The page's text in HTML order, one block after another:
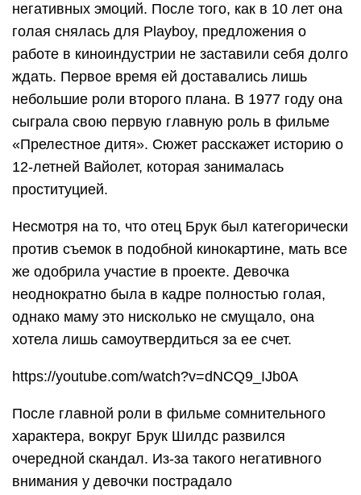
негативных эмоций. После того, как в 10 лет она
голая снялась для Playboy, предложения о
работе в киноиндустрии не заставили себя долго
ждать. Первое время ей доставались лишь
небольшие роли второго плана. В 1977 году она
сыграла свою первую главную роль в фильме
«Прелестное дитя». Сюжет расскажет историю о
12-летней Вайолет, которая занималась
проституцией.
Несмотря на то, что отец Брук был категорически
против съемок в подобной кинокартине, мать все
же одобрила участие в проекте. Девочка
неоднократно была в кадре полностью голая,
однако маму это нисколько не смущало, она
хотела лишь самоутвердиться за ее счет.
https://youtube.com/watch?v=dNCQ9_IJb0A
После главной роли в фильме сомнительного
характера, вокруг Брук Шилдс развился
очередной скандал. Из-за такого негативного
внимания у девочки пострадало